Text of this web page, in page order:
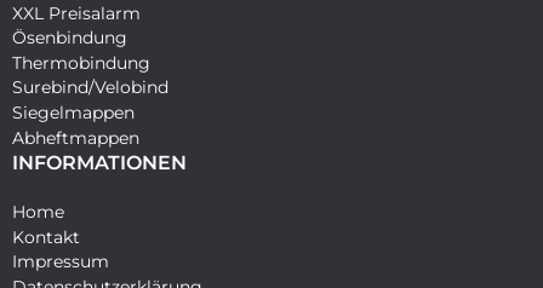
XXL Preisalarm
Ösenbindung
Thermobindung
Surebind/Velobind
Siegelmappen
Abheftmappen
INFORMATIONEN
Home
Kontakt
Impressum